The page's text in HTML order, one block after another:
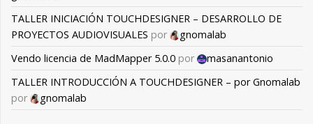
TALLER INICIACIÓN TOUCHDESIGNER – DESARROLLO DE
PROYECTOS AUDIOVISUALES por
gnomalab
Vendo licencia de MadMapper 5.0.0 por
masanantonio
TALLER INTRODUCCIÓN A TOUCHDESIGNER – por Gnomalab
por
gnomalab